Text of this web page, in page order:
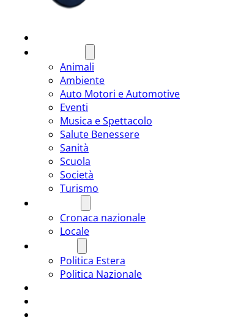
Animali
Ambiente
Auto Motori e Automotive
Eventi
Musica e Spettacolo
Salute Benessere
Sanità
Scuola
Società
Turismo
Cronaca nazionale
Locale
Politica Estera
Politica Nazionale